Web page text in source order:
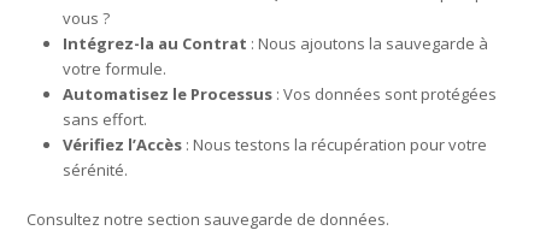
vous ?
Intégrez-la au Contrat : Nous ajoutons la sauvegarde à
votre formule.
Automatisez le Processus : Vos données sont protégées
sans effort.
Vérifiez l’Accès : Nous testons la récupération pour votre
sérénité.
Consultez notre section sauvegarde de données.